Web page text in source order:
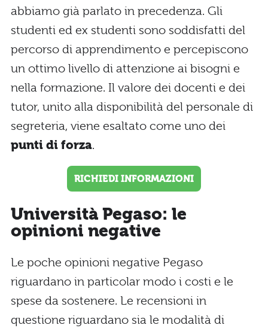
abbiamo già parlato in precedenza. Gli
studenti ed ex studenti sono soddisfatti del
percorso di apprendimento e percepiscono
un ottimo livello di attenzione ai bisogni e
nella formazione. Il valore dei docenti e dei
tutor, unito alla disponibilità del personale di
segreteria, viene esaltato come uno dei
punti di forza.
RICHIEDI INFORMAZIONI
Università Pegaso: le
opinioni negative
Le poche opinioni negative Pegaso
riguardano in particolar modo i costi e le
spese da sostenere. Le recensioni in
questione riguardano sia le modalità di